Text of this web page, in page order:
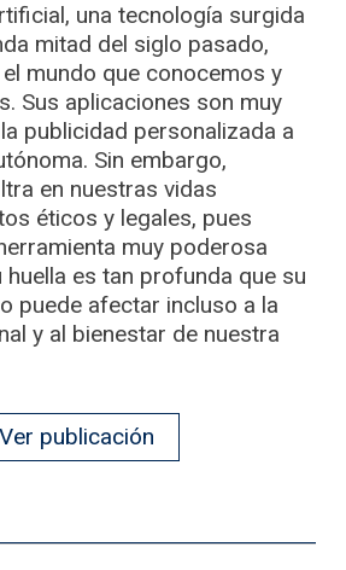
una tecnología surgida
mitad del siglo pasado,
mundo que conocemos y
Sus aplicaciones son muy
publicidad personalizada a
Sin embargo,
en nuestras vidas
éticos y legales, pues
muy poderosa
huella es tan profunda que su
puede afectar incluso a la
y al bienestar de nuestra
Ver publicación